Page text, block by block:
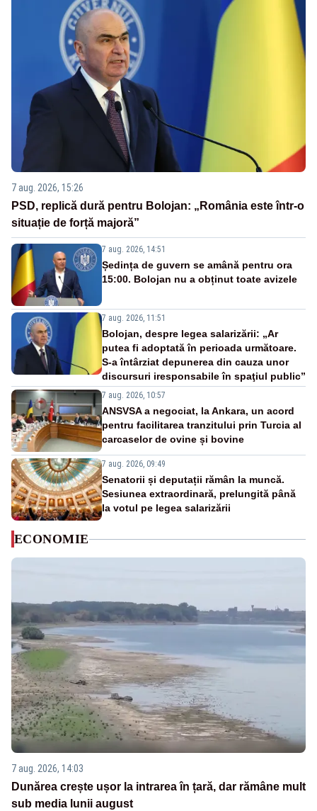
7 aug. 2026, 15:26
PSD, replică dură pentru Bolojan: „România este într-o
situație de forță majoră”
7 aug. 2026, 14:51
Ședința de guvern se amână pentru ora
15:00. Bolojan nu a obținut toate avizele
7 aug. 2026, 11:51
Bolojan, despre legea salarizării: „Ar
putea fi adoptată în perioada următoare.
S-a întârziat depunerea din cauza unor
discursuri iresponsabile în spaţiul public”
7 aug. 2026, 10:57
ANSVSA a negociat, la Ankara, un acord
pentru facilitarea tranzitului prin Turcia al
carcaselor de ovine și bovine
7 aug. 2026, 09:49
Senatorii și deputații rămân la muncă.
Sesiunea extraordinară, prelungită până
la votul pe legea salarizării
ECONOMIE
7 aug. 2026, 14:03
Dunărea crește ușor la intrarea în țară, dar rămâne mult
sub media lunii august